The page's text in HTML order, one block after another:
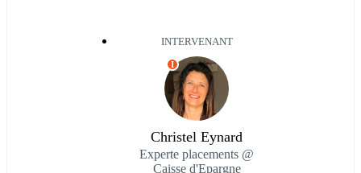
INTERVENANT
I
Christel Eynard
Experte placements @
Caisse d'Epargne